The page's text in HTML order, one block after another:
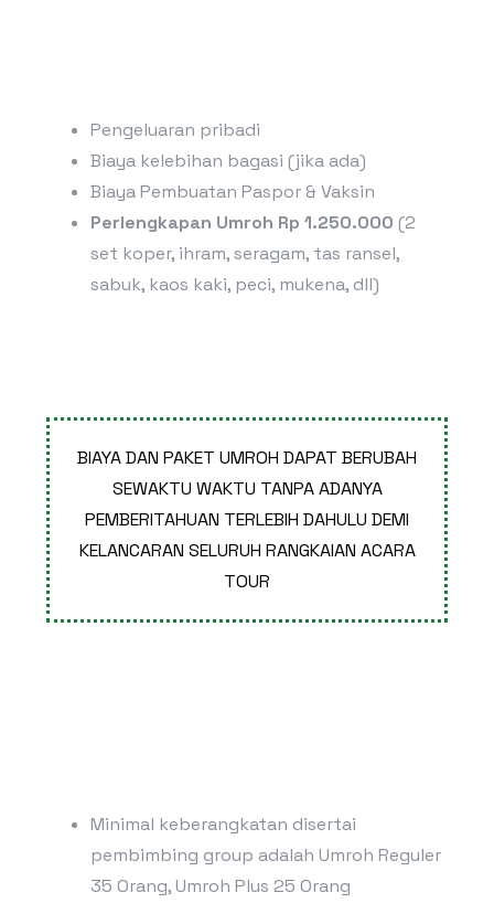
Pengeluaran pribadi
Biaya kelebihan bagasi (jika ada)
Biaya Pembuatan Paspor & Vaksin
Perlengkapan Umroh Rp 1.250.000 (2
set koper, ihram, seragam, tas ransel,
sabuk, kaos kaki, peci, mukena, dll)
BIAYA DAN PAKET UMROH DAPAT BERUBAH
SEWAKTU WAKTU TANPA ADANYA
PEMBERITAHUAN TERLEBIH DAHULU DEMI
KELANCARAN SELURUH RANGKAIAN ACARA
TOUR
Minimal keberangkatan disertai
pembimbing group adalah Umroh Reguler
35 Orang, Umroh Plus 25 Orang